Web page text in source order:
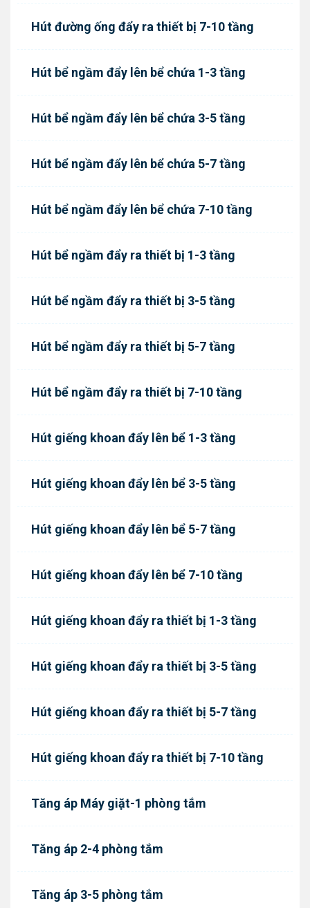
Hút đường ống đẩy ra thiết bị 7-10 tầng
Hút bể ngầm đẩy lên bể chứa 1-3 tầng
Hút bể ngầm đẩy lên bể chứa 3-5 tầng
Hút bể ngầm đẩy lên bể chứa 5-7 tầng
Hút bể ngầm đẩy lên bể chứa 7-10 tầng
Hút bể ngầm đẩy ra thiết bị 1-3 tầng
Hút bể ngầm đẩy ra thiết bị 3-5 tầng
Hút bể ngầm đẩy ra thiết bị 5-7 tầng
Hút bể ngầm đẩy ra thiết bị 7-10 tầng
Hút giếng khoan đẩy lên bể 1-3 tầng
Hút giếng khoan đẩy lên bể 3-5 tầng
Hút giếng khoan đẩy lên bể 5-7 tầng
Hút giếng khoan đẩy lên bể 7-10 tầng
Hút giếng khoan đẩy ra thiết bị 1-3 tầng
Hút giếng khoan đẩy ra thiết bị 3-5 tầng
Hút giếng khoan đẩy ra thiết bị 5-7 tầng
Hút giếng khoan đẩy ra thiết bị 7-10 tầng
Tăng áp Máy giặt-1 phòng tắm
Tăng áp 2-4 phòng tắm
Tăng áp 3-5 phòng tắm